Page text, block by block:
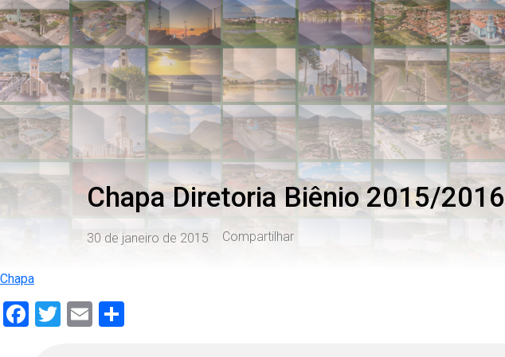
Chapa Diretoria Biênio 2015/2016
30 de janeiro de 2015 Compartilhar
Chapa
Facebook
Twitter
Email